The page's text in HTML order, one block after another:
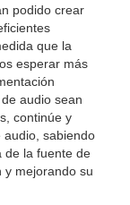
podido crear
que la
esperar más
audio sean
continúe y
sabiendo
de la fuente de
y mejorando su